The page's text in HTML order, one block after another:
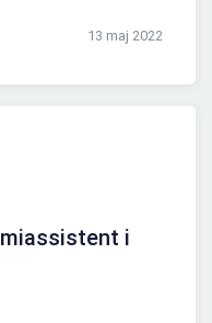
13 maj 2022
i